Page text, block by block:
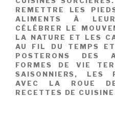
REMETTRE LES
ALIMENTS À
CÉLÉBRER LE
LA NATURE ET LES
AU FIL DU TEMPS
POSTERONS DES
FORMES DE VIE
SAISONNIERS, LES
AVEC LA ROUE
RECETTES DE